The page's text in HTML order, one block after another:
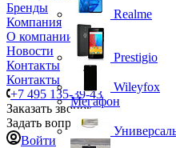
Бренды
Компания
О компании
Новости
Контакты
Контакты
+7 495 135-39-43
Заказать звонок
Задать вопрос
Войти
Realme
Prestigio
Wileyfox
Мегафон